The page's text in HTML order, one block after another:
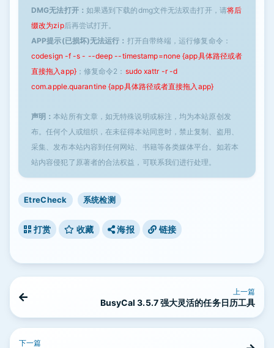
DMG无法打开： 如果遇到下载的dmg文件无法双击打开，请将后
缀改为zip后再尝试打开。
APP提示(已损坏)无法运行： 打开自带终端，运行修复命令：
codesign -f -s - --deep --timestamp=none {app具体路径或者
直接拖入app}；修复命令2： sudo xattr -r -d
com.apple.quarantine {app具体路径或者直接拖入app}
声明：本站所有文章，如无特殊说明或标注，均为本站原创发
布。任何个人或组织，在未征得本站同意时，禁止复制、盗用、
采集、发布本站内容到任何网站、书籍等各类媒体平台。如若本
站内容侵犯了原著者的合法权益，可联系我们进行处理。
EtreCheck 系统检测
打赏 收藏 海报 链接
上一篇
BusyCal 3.5.7 强大灵活的任务日历工具
下一篇